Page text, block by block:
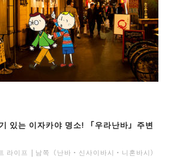
있는 이자카야 명소! 「우라난바」주변
라이프 남쪽（난바・신사이바시・니혼바시）